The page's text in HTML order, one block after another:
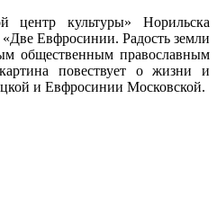
культуры» Норильска
Евфросинии. Радость земли
общественным православным
повествует о жизни и
и Евфросинии Московской.